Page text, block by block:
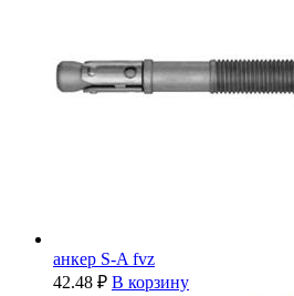
анкер S-A fvz
42.48 ₽ В корзину